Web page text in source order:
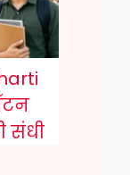
संधी